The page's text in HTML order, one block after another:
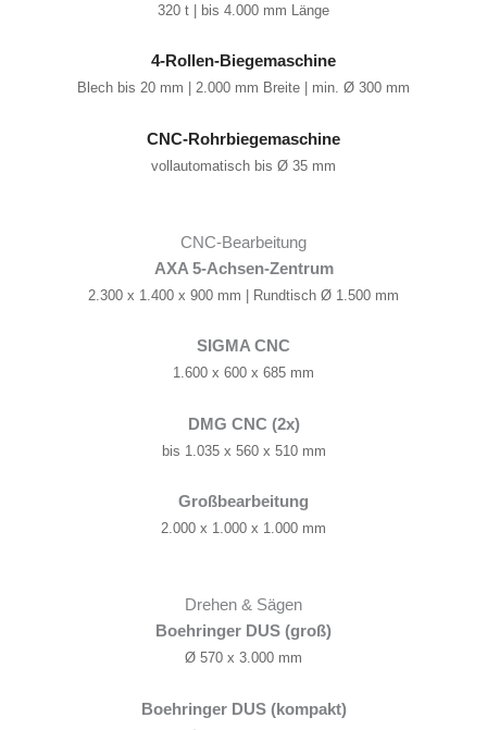
320 t | bis 4.000 mm Länge
4-Rollen-Biegemaschine
Blech bis 20 mm | 2.000 mm Breite | min. Ø 300 mm
CNC-Rohrbiegemaschine
vollautomatisch bis Ø 35 mm
CNC-Bearbeitung
AXA 5-Achsen-Zentrum
2.300 x 1.400 x 900 mm | Rundtisch Ø 1.500 mm
SIGMA CNC
1.600 x 600 x 685 mm
DMG CNC (2x)
bis 1.035 x 560 x 510 mm
Großbearbeitung
2.000 x 1.000 x 1.000 mm
Drehen & Sägen
Boehringer DUS (groß)
Ø 570 x 3.000 mm
Boehringer DUS (kompakt)